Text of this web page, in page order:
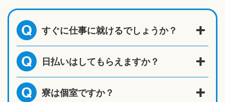
Q すぐに仕事に就けるでしょうか？
Q 日払いはしてもらえますか？
Q 寮は個室ですか？